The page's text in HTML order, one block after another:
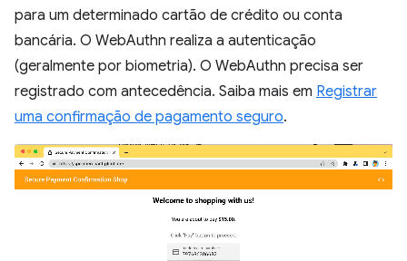
para um determinado cartão de crédito ou conta
bancária. O WebAuthn realiza a autenticação
(geralmente por biometria). O WebAuthn precisa ser
registrado com antecedência. Saiba mais em Registrar
uma confirmação de pagamento seguro.